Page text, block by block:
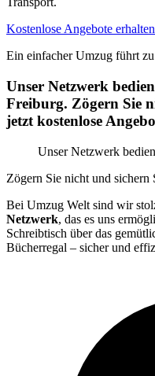
Kostenlose Angebote
Ein einfacher Umzug führt
Unser Netzwerk
Freiburg. Zögern Sie
jetzt kostenlose
Unser Netzwerk
Zögern Sie nicht und sichern
Bei Umzug Welt sind wir
Netzwerk, das es uns
Schreibtisch über das
Bücherregal – sicher und